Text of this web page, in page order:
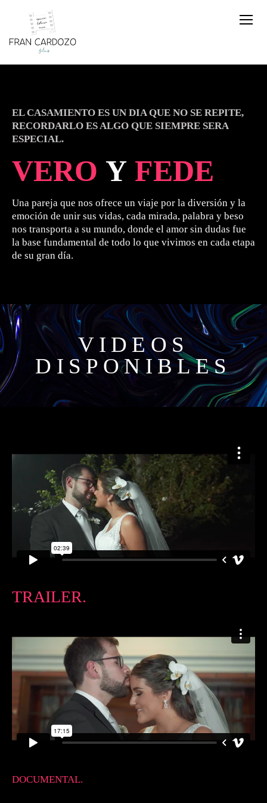
EL CASAMIENTO ES UN DIA QUE NO SE REPITE,
RECORDARLO ES ALGO QUE SIEMPRE SERA
ESPECIAL.
VERO Y FEDE
Una pareja que nos ofrece un viaje por la diversión y la
emoción de unir sus vidas, cada mirada, palabra y beso
nos transporta a su mundo, donde el amor sin dudas fue
la base fundamental de todo lo que vivimos en cada etapa
de su gran día.
VIDEOS
DISPONIBLES
TRAILER.
DOCUMENTAL.